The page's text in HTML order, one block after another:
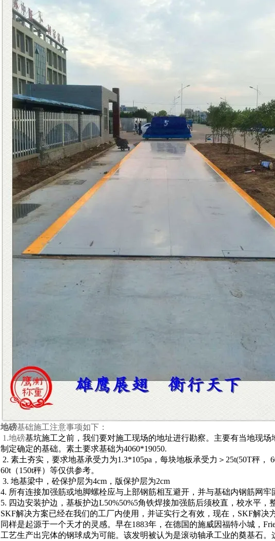
地磅基础施工注意事项如下：
1.地磅基坑施工之前，我们要对施工现场的地址进行勘察。主要有当地现
制定确定的基础。素土要求基础为4060*19050.
2. 素土夯实，要求地基承受力为1.3*105pa ，每块地板承受力＞ 25t(50T秤，
60t （150t秤）等仅供参考。
3. 地基梁中，砼保护层为4cm ，版保护层为2cm
4. 所有连接加强筋或地脚螺栓应与上部钢筋相互避开，并与基础内钢筋网牢
5. 四边安装护边，基板护边L50%50%5角铁焊接加强筋后须校直，校水平，
SKF解决方案已经在我们的工厂内使用，并证实行之有效，现在，SKF解
同样是起源于一个天才的灵感。早在1883年，在德国的施威因福特小城，
工艺生产出完体的钢球成为可能。该发明被认为是滚动轴承工业的奠基石